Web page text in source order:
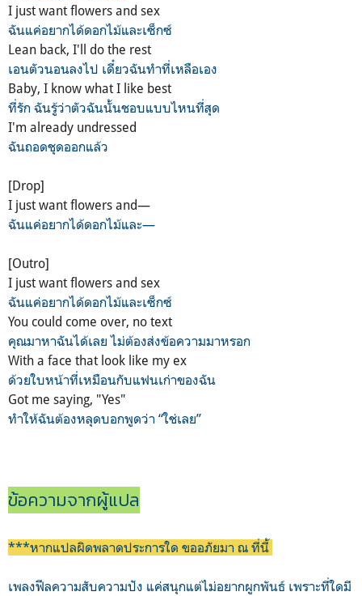
I just want flowers and sex
ฉันแค่อยากได้ดอกไม้และเซ็กซ์
Lean back, I'll do thе rest
เอนตัวนอนลงไป เดี๋ยวฉันทำที่เหลือเอง
Baby, I know what I like best
ที่รัก ฉันรู้ว่าตัวฉันนั้นชอบแบบไหนที่สุด
I'm already undressed
ฉันถอดชุดออกแล้ว
[Drop]
I just want flowers and—
ฉันแค่อยากได้ดอกไม้และ—
[Outro]
I just want flowers and sex
ฉันแค่อยากได้ดอกไม้และเซ็กซ์
You could come over, no text
คุณมาหาฉันได้เลย ไม่ต้องส่งข้อความมาหรอก
With a face that look like my ex
ด้วยใบหน้าที่เหมือนกับแฟนเก่าของฉัน
Got me saying, "Yes"
ทำให้ฉันต้องหลุดบอกพูดว่า “ใช่เลย”
ข้อความจากผู้แปล
***หากแปลผิดพลาดประการใด ขออภัยมา ณ ที่นี้
เพลงฟีลความสับความปัง แค่สนุกแต่ไม่อยากผูกพันธ์ เพราะที่ใดมี